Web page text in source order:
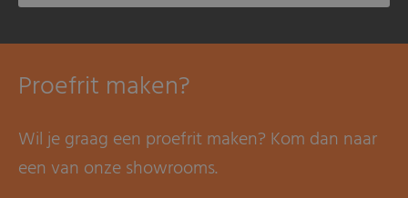
Proefrit maken?
Wil je graag een proefrit maken? Kom dan naar
een van onze showrooms.